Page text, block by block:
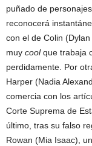
puñado de
reconocerá
con el de Colin (Dylan
muy coolque trabaja
perdidamente. Por
Harper (Nadia
comercia con los
Corte Suprema de
último, tras su falso
Rowan (Mia Isaac),